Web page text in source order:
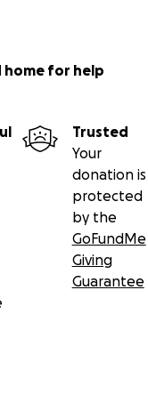
home for help
Trusted
Your
donation is
protected
by the
GoFundMe
Giving
Guarantee